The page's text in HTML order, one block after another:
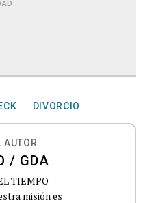
DIVORCIO
AUTOR
/ GDA
TIEMPO
misión es